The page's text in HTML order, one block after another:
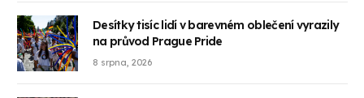
Desítky tisíc lidí v barevném oblečení vyrazily
na průvod Prague Pride
8 srpna, 2026